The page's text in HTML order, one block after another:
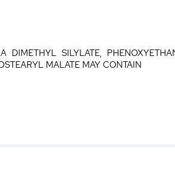
DIMETHYL SILYLATE,
MALATE MAY CONTAIN